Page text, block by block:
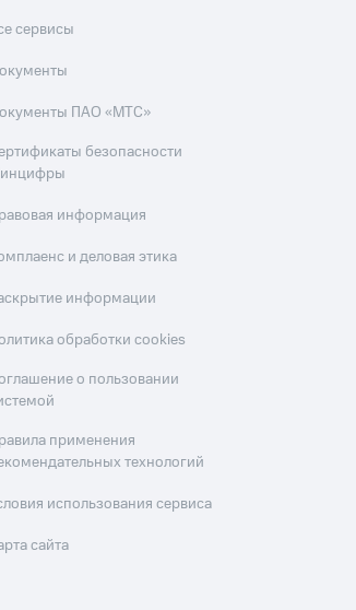
сервисы
ПАО «МТС»
безопасности
информация
и деловая этика
информации
обработки cookies
о пользовании
применения
технологий
использования сервиса
сайта